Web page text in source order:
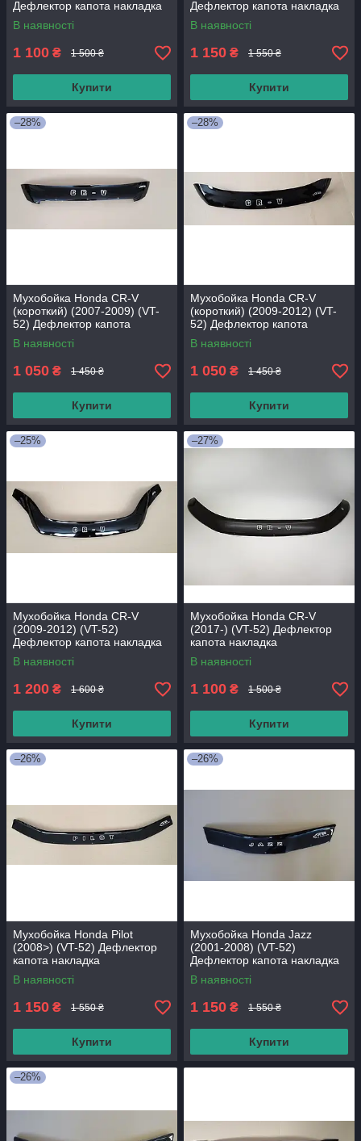
Дефлектор капота накладка
В наявності
1 100 ₴ 1 500 ₴
Купити
Дефлектор капота накладка
В наявності
1 150 ₴ 1 550 ₴
Купити
–28%
Мухобойка Honda CR-V
(короткий) (2007-2009) (VT-
52) Дефлектор капота
накладка
В наявності
1 050 ₴ 1 450 ₴
Купити
–28%
Мухобойка Honda CR-V
(короткий) (2009-2012) (VT-
52) Дефлектор капота
накладка
В наявності
1 050 ₴ 1 450 ₴
Купити
–25%
Мухобойка Honda CR-V
(2009-2012) (VT-52)
Дефлектор капота накладка
В наявності
1 200 ₴ 1 600 ₴
Купити
–27%
Мухобойка Honda CR-V
(2017-) (VT-52) Дефлектор
капота накладка
В наявності
1 100 ₴ 1 500 ₴
Купити
–26%
Мухобойка Honda Pilot
(2008>) (VT-52) Дефлектор
капота накладка
В наявності
1 150 ₴ 1 550 ₴
Купити
–26%
Мухобойка Honda Jazz
(2001-2008) (VT-52)
Дефлектор капота накладка
В наявності
1 150 ₴ 1 550 ₴
Купити
–26%